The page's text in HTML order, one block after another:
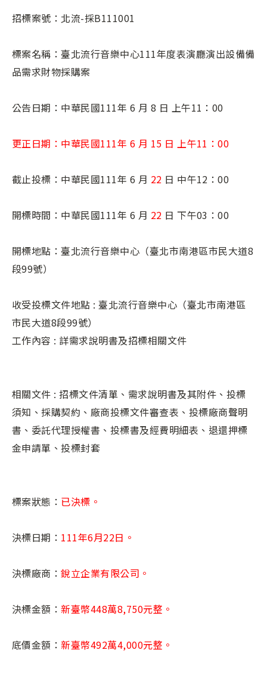
招標案號：北流-採B111001
標案名稱：臺北流行音樂中心111年度表演廳演出設備備
品需求財物採購案
公告日期：中華民國111年 6 月 8 日 上午11：00
更正日期：中華民國111年 6 月 15 日 上午11：00
截止投標：中華民國111年 6 月 22 日 中午12：00
開標時間：中華民國111年 6 月 22 日 下午03：00
開標地點：臺北流行音樂中心（臺北市南港區市民大道8
段99號）
收受投標文件地點 : 臺北流行音樂中心（臺北市南港區
市民大道8段99號）
工作內容 : 詳需求說明書及招標相關文件
相關文件 : 招標文件清單、需求說明書及其附件、投標
須知、採購契約、廠商投標文件審查表、投標廠商聲明
書、委託代理授權書、投標書及經費明細表、退還押標
金申請單、投標封套
標案狀態： 已決標。
決標日期： 111年6月22日。
決標廠商：銳立企業有限公司。
決標金額：新臺幣448萬8,750元整。
底價金額：新臺幣492萬4,000元整。